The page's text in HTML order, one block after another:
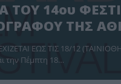
ΤΟΥ 14ου
ΤΗΣ
ΕΩΣ ΤΙΣ 18/12
την Πέμπτη 18…